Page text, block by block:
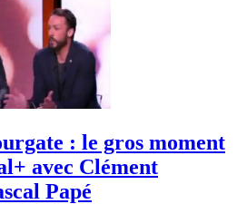
: le gros moment
avec Clément
Papé